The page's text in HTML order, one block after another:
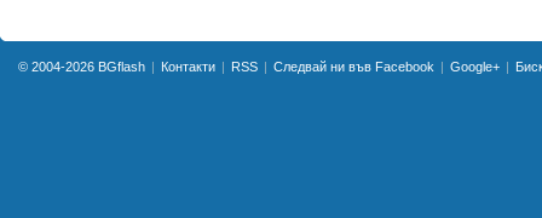
© 2004-2026 BGflash Контакти RSS Следвай ни във Facebook Google+